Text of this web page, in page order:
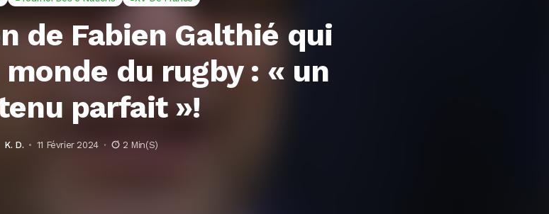
de Fabien Galthié qui
du rugby : « un
parfait »!
K. D. 11 Février 2024 2 Min(s)